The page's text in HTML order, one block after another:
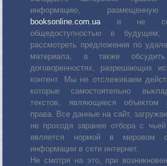
информацию,
booksonline.com.uaи не
общедоступностью в
рассмотреть предложения по
материала, а также
договоренностях, разрешающих
контент. Мы не отслеживаем
которые самостоятельно
текстов, являющиеся объектом
права. Все данные на сайт,
не проходя заранее отбора с
является нормой в мировом
информации в сети интернет.
Не смотря на это, при